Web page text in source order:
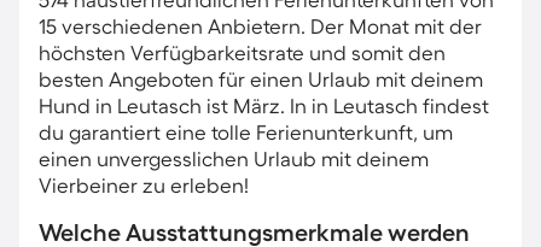
15 verschiedenen Anbietern. Der Monat mit der
höchsten Verfügbarkeitsrate und somit den
besten Angeboten für einen Urlaub mit deinem
Hund in Leutasch ist März. In in Leutasch findest
du garantiert eine tolle Ferienunterkunft, um
einen unvergesslichen Urlaub mit deinem
Vierbeiner zu erleben!
Welche Ausstattungsmerkmale werden